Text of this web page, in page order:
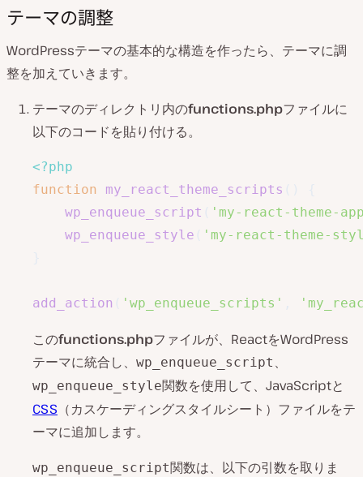
テーマの調整
WordPressテーマの基本的な構造を作ったら、テーマに調
整を加えていきます。
テーマのディレクトリ内のfunctions.phpファイルに
以下のコードを貼り付ける。
<?php
function
my_react_theme_scripts
wp_enqueue_script
'my-react-theme-
wp_enqueue_style
'my-react-theme-
add_action 'wp_enqueue_scripts'
このfunctions.phpファイルが、ReactをWordPress
テーマに統合し、 wp_enqueue_script 、
wp_enqueue_style関数を使用して、JavaScriptと
CSS （カスケーディングスタイルシート）ファイルをテ
ーマに追加します。
wp_enqueue_script関数は、以下の引数を取りま